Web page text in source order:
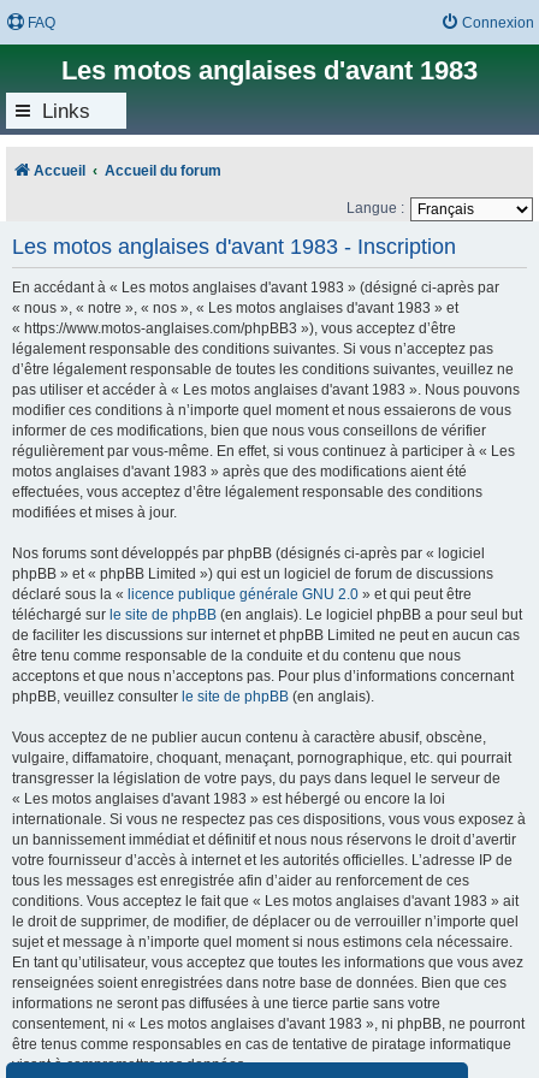
FAQ Connexion
Les motos anglaises d'avant 1983
Links
Accueil Accueil du forum
Langue :
Les motos anglaises d'avant 1983 - Inscription
En accédant à « Les motos anglaises d'avant 1983 » (désigné ci-après par
« nous », « notre », « nos », « Les motos anglaises d'avant 1983 » et
« https://www.motos-anglaises.com/phpBB3 »), vous acceptez d’être
légalement responsable des conditions suivantes. Si vous n’acceptez pas
d’être légalement responsable de toutes les conditions suivantes, veuillez ne
pas utiliser et accéder à « Les motos anglaises d'avant 1983 ». Nous pouvons
modifier ces conditions à n’importe quel moment et nous essaierons de vous
informer de ces modifications, bien que nous vous conseillons de vérifier
régulièrement par vous-même. En effet, si vous continuez à participer à « Les
motos anglaises d'avant 1983 » après que des modifications aient été
effectuées, vous acceptez d’être légalement responsable des conditions
modifiées et mises à jour.
Nos forums sont développés par phpBB (désignés ci-après par « logiciel
phpBB » et « phpBB Limited ») qui est un logiciel de forum de discussions
déclaré sous la « licence publique générale GNU 2.0 » et qui peut être
téléchargé sur le site de phpBB (en anglais). Le logiciel phpBB a pour seul but
de faciliter les discussions sur internet et phpBB Limited ne peut en aucun cas
être tenu comme responsable de la conduite et du contenu que nous
acceptons et que nous n’acceptons pas. Pour plus d’informations concernant
phpBB, veuillez consulter le site de phpBB (en anglais).
Vous acceptez de ne publier aucun contenu à caractère abusif, obscène,
vulgaire, diffamatoire, choquant, menaçant, pornographique, etc. qui pourrait
transgresser la législation de votre pays, du pays dans lequel le serveur de
« Les motos anglaises d'avant 1983 » est hébergé ou encore la loi
internationale. Si vous ne respectez pas ces dispositions, vous vous exposez à
un bannissement immédiat et définitif et nous nous réservons le droit d’avertir
votre fournisseur d’accès à internet et les autorités officielles. L’adresse IP de
tous les messages est enregistrée afin d’aider au renforcement de ces
conditions. Vous acceptez le fait que « Les motos anglaises d'avant 1983 » ait
le droit de supprimer, de modifier, de déplacer ou de verrouiller n’importe quel
sujet et message à n’importe quel moment si nous estimons cela nécessaire.
En tant qu’utilisateur, vous acceptez que toutes les informations que vous avez
renseignées soient enregistrées dans notre base de données. Bien que ces
informations ne seront pas diffusées à une tierce partie sans votre
consentement, ni « Les motos anglaises d'avant 1983 », ni phpBB, ne pourront
être tenus comme responsables en cas de tentative de piratage informatique
visant à compromettre vos données.